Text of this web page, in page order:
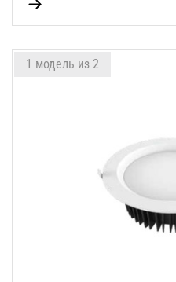
1 модель из 2